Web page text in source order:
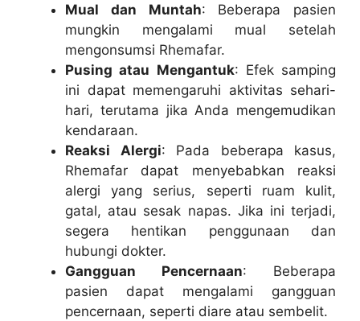
Mual dan Muntah: Beberapa pasien
mungkin mengalami mual setelah
mengonsumsi Rhemafar.
Pusing atau Mengantuk: Efek samping
ini dapat memengaruhi aktivitas sehari-
hari, terutama jika Anda mengemudikan
kendaraan.
Reaksi Alergi: Pada beberapa kasus,
Rhemafar dapat menyebabkan reaksi
alergi yang serius, seperti ruam kulit,
gatal, atau sesak napas. Jika ini terjadi,
segera hentikan penggunaan dan
hubungi dokter.
Gangguan Pencernaan: Beberapa
pasien dapat mengalami gangguan
pencernaan, seperti diare atau sembelit.